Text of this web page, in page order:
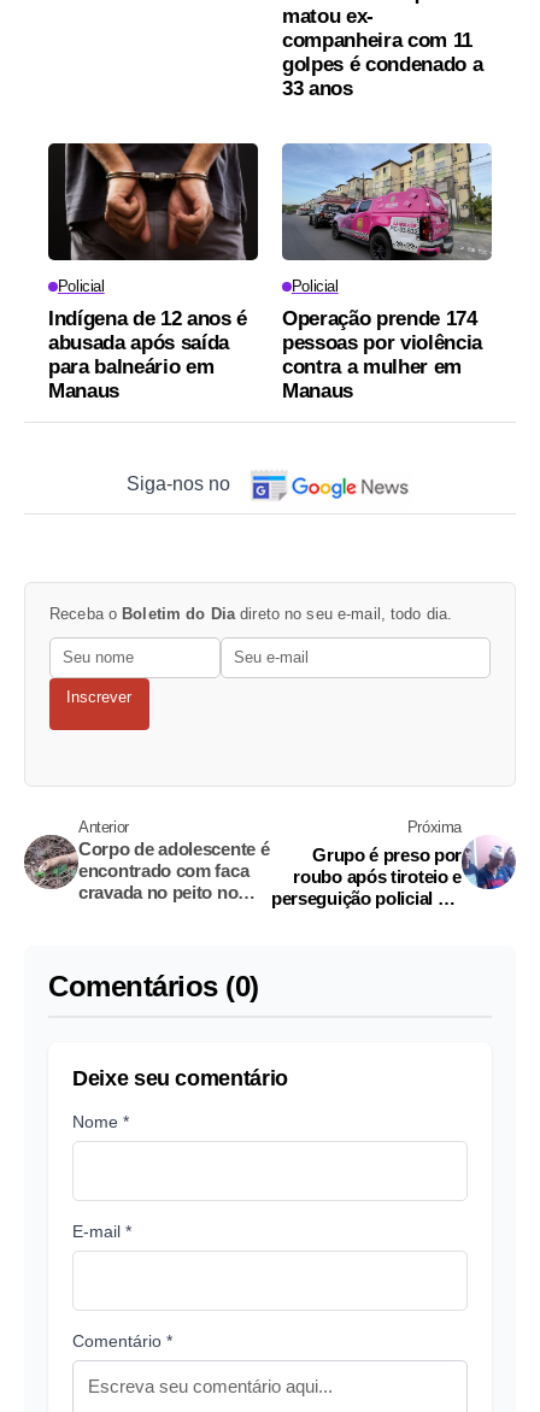
matou ex-
companheira com 11
golpes é condenado a
33 anos
Policial
Indígena de 12 anos é
abusada após saída
para balneário em
Manaus
Policial
Operação prende 174
pessoas por violência
contra a mulher em
Manaus
Siga-nos no
Receba o Boletim do Diadireto no seu e-mail, todo dia.
Inscrever
Anterior
Corpo de adolescente é
encontrado com faca
cravada no peito no
Próxima
Grupo é preso por
roubo após tiroteio e
perseguição policial em
Comentários (0)
Deixe seu comentário
Nome *
E-mail *
Comentário *